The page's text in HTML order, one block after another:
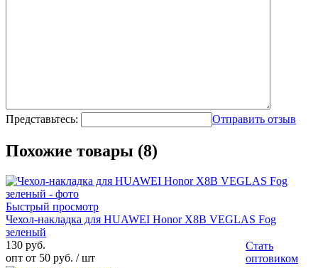
Представьтесь: Отправить отзыв
Похожие товары (8)
Быстрый просмотр
Чехол-накладка для HUAWEI Honor X8B VEGLAS Fog
зеленый
130 руб.
опт от 50 руб. / шт
Стать
оптовиком